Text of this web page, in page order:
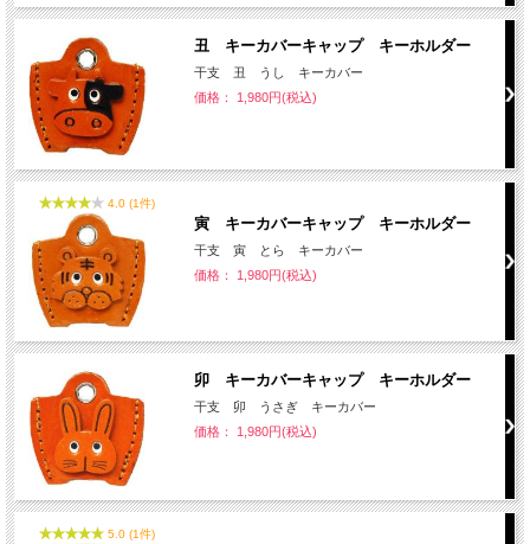
丑 キーカバーキャップ キーホルダー
干支 丑 うし キーカバー
価格： 1,980円(税込)
4.0 (1件)
寅 キーカバーキャップ キーホルダー
干支 寅 とら キーカバー
価格： 1,980円(税込)
卯 キーカバーキャップ キーホルダー
干支 卯 うさぎ キーカバー
価格： 1,980円(税込)
5.0 (1件)